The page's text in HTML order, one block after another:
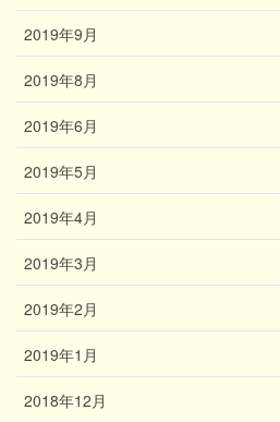
2019年9月
2019年8月
2019年6月
2019年5月
2019年4月
2019年3月
2019年2月
2019年1月
2018年12月